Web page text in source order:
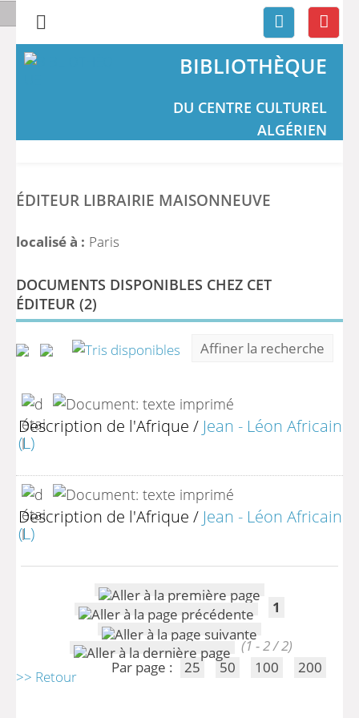
BIBLIOTHÈQUE
DU CENTRE CULTUREL
ALGÉRIEN
ÉDITEUR LIBRAIRIE MAISONNEUVE
localisé à : Paris
DOCUMENTS DISPONIBLES CHEZ CET
ÉDITEUR (2)
Affiner la recherche
Description de l'Afrique / Jean - Léon Africain
(L)
Description de l'Afrique / Jean - Léon Africain
(L)
1
(1 - 2 / 2)
Par page :
25 50 100 200
>> Retour